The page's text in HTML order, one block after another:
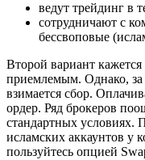
ведут трейдинг в
сотрудничают с
бессвоповые
Второй вариант
приемлемым. Однако, за
взимается сбор.
ордер. Ряд брокеров
стандартных
исламских аккаунтов у
пользуйтесь опцией